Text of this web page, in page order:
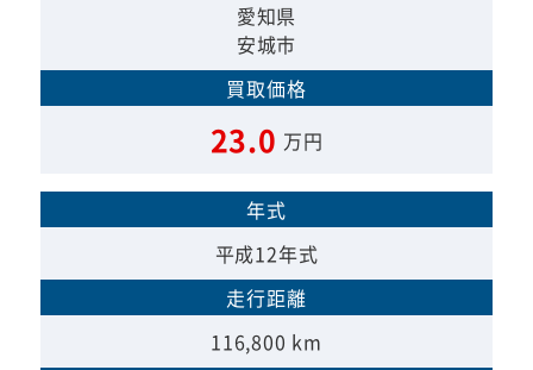
愛知県
安城市
買取価格
23.0 万円
年式
平成12年式
走行距離
116,800 km